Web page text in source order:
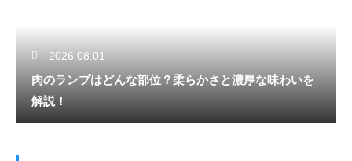
2026.08.01
肉のランプはどんな部位？柔らかさと濃厚な味わいを
解説！